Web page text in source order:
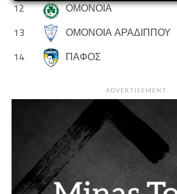
12
ΟΜΟΝΟΙΑ
13
ΟΜΟΝΟΙΑ ΑΡΑΔΙΠΠΟΥ
14
ΠΑΦΟΣ
ADVERTISEMENT